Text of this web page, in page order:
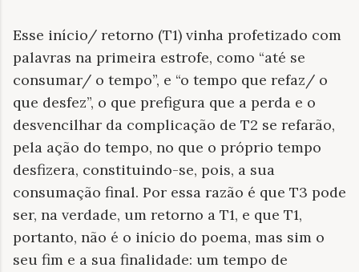
Esse início/ retorno (T1) vinha profetizado com
palavras na primeira estrofe, como “até se
consumar/ o tempo”, e “o tempo que refaz/ o
que desfez”, o que prefigura que a perda e o
desvencilhar da complicação de T2 se refarão,
pela ação do tempo, no que o próprio tempo
desfizera, constituindo-se, pois, a sua
consumação final. Por essa razão é que T3 pode
ser, na verdade, um retorno a T1, e que T1,
portanto, não é o início do poema, mas sim o
seu fim e a sua finalidade: um tempo de